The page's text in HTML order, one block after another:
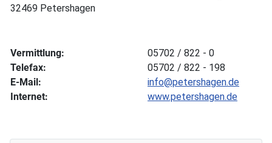
32469 Petershagen
Vermittlung:
Telefax:
E-Mail:
Internet:
05702 / 822 - 0
05702 / 822 - 198
info@petershagen.de
www.petershagen.de